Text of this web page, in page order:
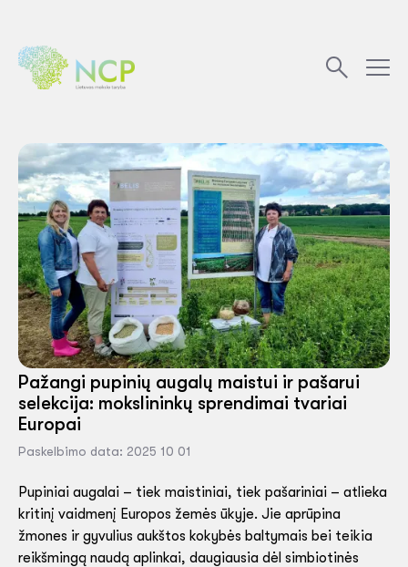
Pažangi pupinių augalų maistui ir pašarui
selekcija: mokslininkų sprendimai tvariai
Europai
Paskelbimo data: 2025 10 01
Pupiniai augalai – tiek maistiniai, tiek pašariniai – atlieka
kritinį vaidmenį Europos žemės ūkyje. Jie aprūpina
žmones ir gyvulius aukštos kokybės baltymais bei teikia
reikšmingą naudą aplinkai, daugiausia dėl simbiotinės